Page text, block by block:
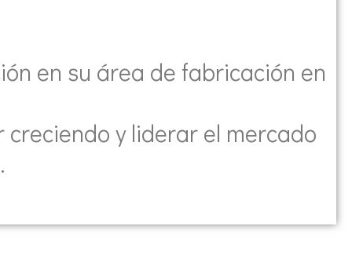
en su área de fabricación en
y liderar el mercado